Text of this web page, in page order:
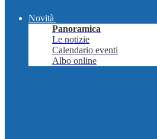
Novità
Panoramica
Le notizie
Calendario eventi
Albo online